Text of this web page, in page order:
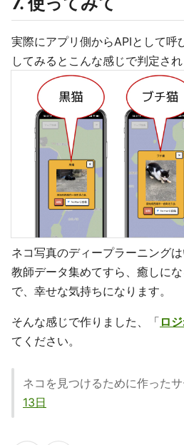
実際にアプリ側からAPIとして呼
してみるとこんな感じで判定され
ネコ写真のディープラーニングは
教師データ集めてすら、癒しに
で、幸せな気持ちになります。
そんな感じで作りました、「 ロ
てください。
ネコを見つけるために作ったサ
13日